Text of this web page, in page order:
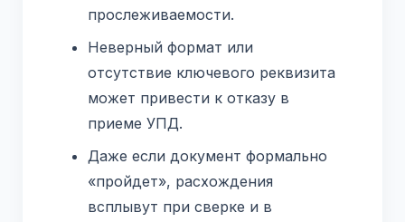
прослеживаемости.
Неверный формат или
отсутствие ключевого реквизита
может привести к отказу в
приеме УПД.
Даже если документ формально
«пройдет», расхождения
всплывут при сверке и в